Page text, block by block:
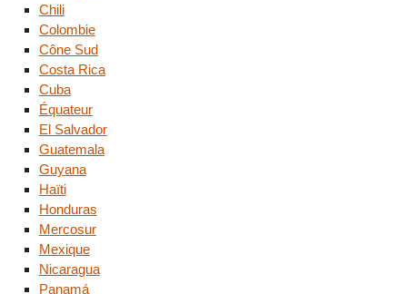
Chili
Colombie
Cône Sud
Costa Rica
Cuba
Équateur
El Salvador
Guatemala
Guyana
Haïti
Honduras
Mercosur
Mexique
Nicaragua
Panamá